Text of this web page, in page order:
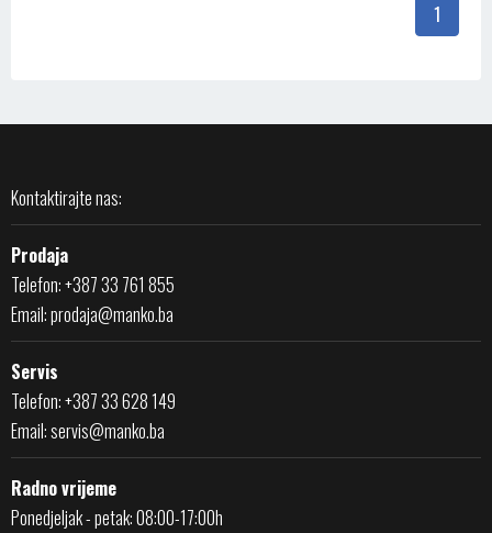
1
Kontaktirajte nas:
Prodaja
Telefon: +387 33 761 855
Email:prodaja@manko.ba
Servis
Telefon: +387 33 628 149
Email:servis@manko.ba
Radno vrijeme
Ponedjeljak - petak: 08:00-17:00h